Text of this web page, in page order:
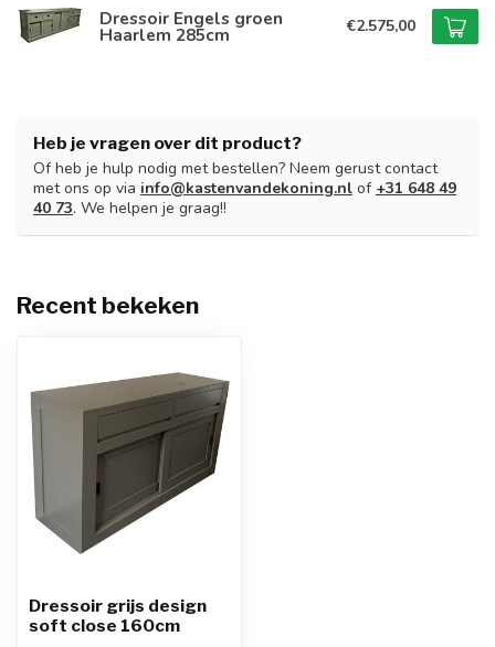
Dressoir Engels groen
Haarlem 285cm €2.575,00
Heb je vragen over dit product?
Of heb je hulp nodig met bestellen? Neem gerust contact
met ons op via info@kastenvandekoning.nl of +31 648 49
40 73. We helpen je graag!!
Recent bekeken
Dressoir grijs design
soft close 160cm